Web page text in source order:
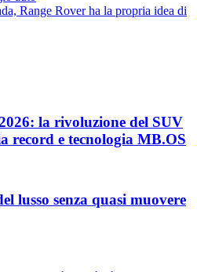
Range Rover ha la propria idea di
la rivoluzione del SUV
record e tecnologia MB.OS
lusso senza quasi muovere